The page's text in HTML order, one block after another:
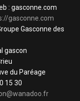
: gasconne.com
gasconne.com
Gasconne des
gascon
du Paréage
15 30